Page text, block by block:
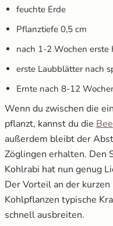
feuchte Erde
Pflanztiefe 0,5 cm
nach 1-2 Wochen erste
erste Laubblätter nach
Ernte nach 8-12
Wenn du zwischen die
pflanzt, kannst du die
außerdem bleibt der
Zöglingen erhalten. Den
Kohlrabi hat nun genug
Der Vorteil an der
Kohlpflanzen typische
schnell ausbreiten.